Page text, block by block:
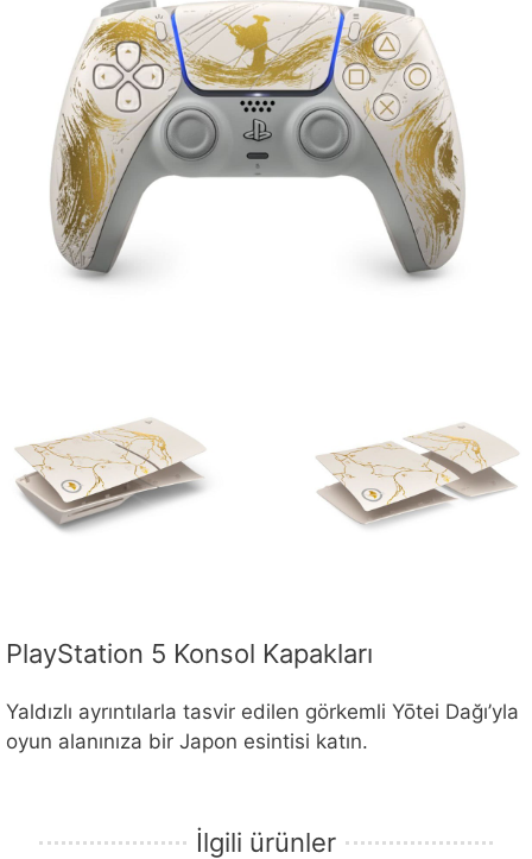
PlayStation 5 Konsol Kapakları
Yaldızlı ayrıntılarla tasvir edilen görkemli Yōtei Dağı’yla
oyun alanınıza bir Japon esintisi katın.
İlgili ürünler